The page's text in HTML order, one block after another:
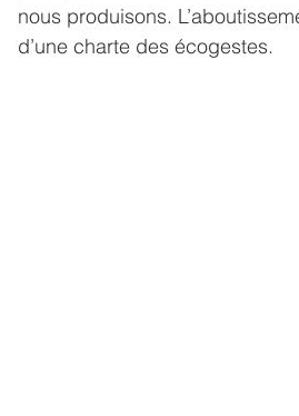
nous produisons.
d’une charte des écogestes.